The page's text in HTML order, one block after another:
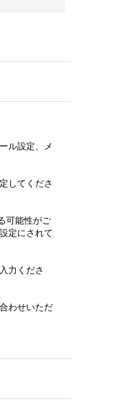
ル設定、メ
してくださ
可能性がご
定にされて
力くださ
わせいただ